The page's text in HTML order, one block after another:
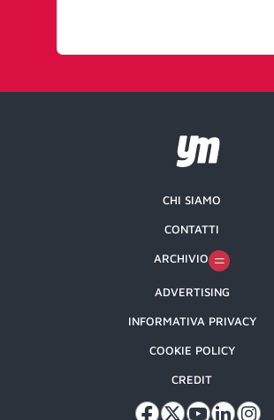
CHI SIAMO
CONTATTI
ARCHIVIO
ADVERTISING
INFORMATIVA PRIVACY
COOKIE POLICY
CREDIT